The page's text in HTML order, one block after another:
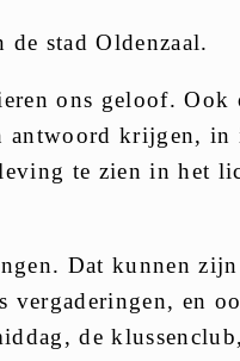
stad Oldenzaal.
ons geloof.
antwoord krijgen,
te zien in het
Dat kunnen
en
de